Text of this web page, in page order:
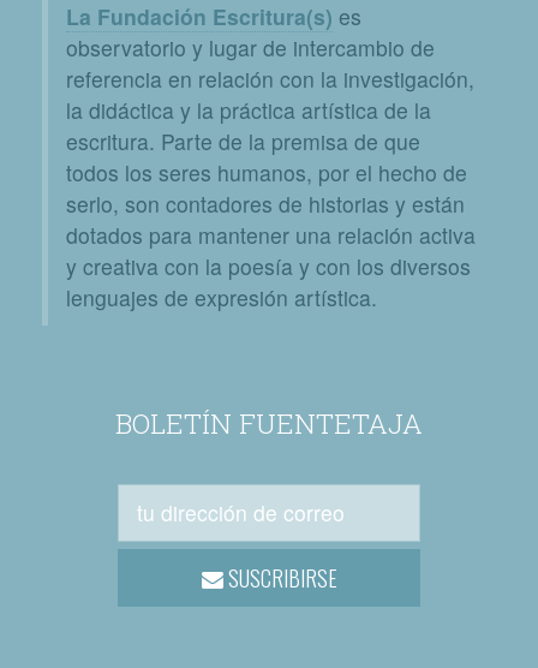
La Fundación Escritura(s) es
observatorio y lugar de intercambio de
referencia en relación con la investigación,
la didáctica y la práctica artística de la
escritura. Parte de la premisa de que
todos los seres humanos, por el hecho de
serlo, son contadores de historias y están
dotados para mantener una relación activa
y creativa con la poesía y con los diversos
lenguajes de expresión artística.
BOLETÍN FUENTETAJA
SUSCRIBIRSE